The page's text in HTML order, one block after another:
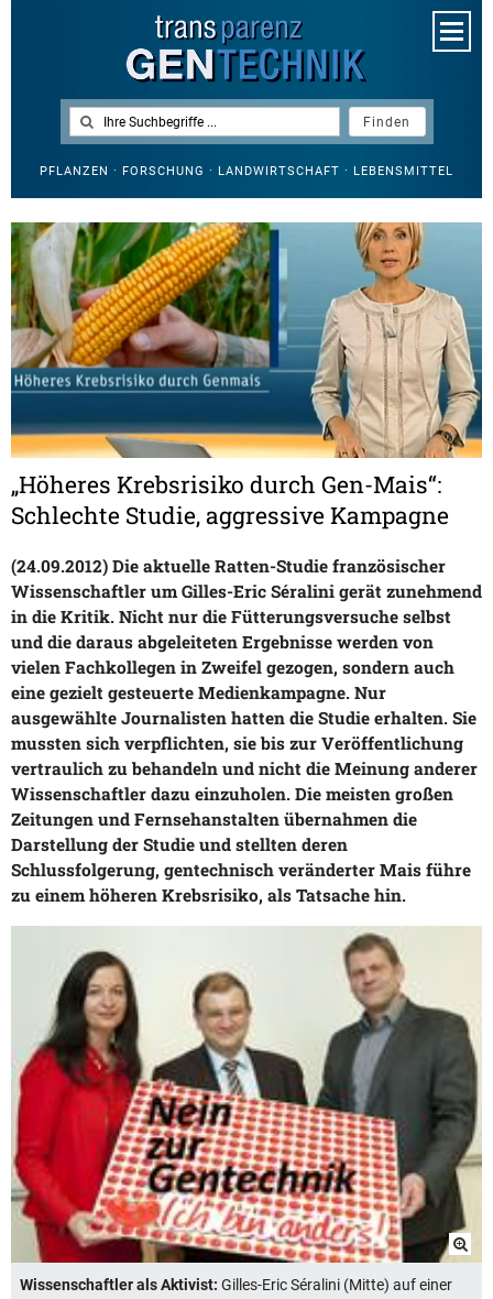
PFLANZEN · FORSCHUNG · LANDWIRTSCHAFT · LEBENSMITTEL
„Höheres Krebsrisiko durch Gen-Mais“:
Schlechte Studie, aggressive Kampagne
(24.09.2012) Die aktuelle Ratten-Studie französischer
Wissenschaftler um Gilles-Eric Séralini gerät zunehmend
in die Kritik. Nicht nur die Fütterungsversuche selbst
und die daraus abgeleiteten Ergebnisse werden von
vielen Fachkollegen in Zweifel gezogen, sondern auch
eine gezielt gesteuerte Medienkampagne. Nur
ausgewählte Journalisten hatten die Studie erhalten. Sie
mussten sich verpflichten, sie bis zur Veröffentlichung
vertraulich zu behandeln und nicht die Meinung anderer
Wissenschaftler dazu einzuholen. Die meisten großen
Zeitungen und Fernsehanstalten übernahmen die
Darstellung der Studie und stellten deren
Schlussfolgerung, gentechnisch veränderter Mais führe
zu einem höheren Krebsrisiko, als Tatsache hin.
Wissenschaftler als Aktivist: Gilles-Eric Séralini (Mitte) auf einer